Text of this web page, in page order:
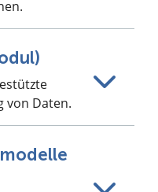
von Daten.